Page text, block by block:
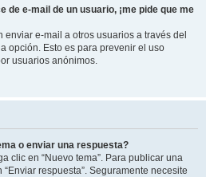
de e-mail de un usuario, ¡me pide que me
e-mail a otros usuarios a través del
opción. Esto es para prevenir el uso
usuarios anónimos.
o enviar una respuesta?
clic en “Nuevo tema”. Para publicar una
respuesta”. Seguramente necesite